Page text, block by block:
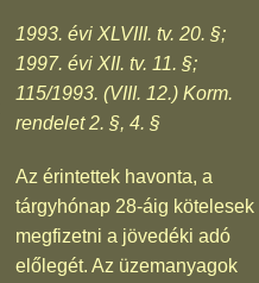
1993. évi XLVIII. tv. 20. §;
1997. évi XII. tv. 11. §;
115/1993. (VIII. 12.) Korm.
rendelet 2. §, 4. §
Az érintettek havonta, a
tárgyhónap 28-áig kötelesek
megfizetni a jövedéki adó
előlegét. Az üzemanyagok